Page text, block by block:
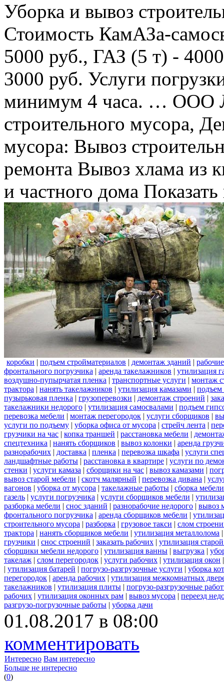
Уборка и вывоз
Стоимость КамАЗа-
5000 руб., ГАЗ (5 т) -
3000 руб. Услуги
минимум 4 часа. …
строительного мусора,
мусора: Вывоз
ремонта Вывоз хлама из
и частного дома
коробки | подъем стройматериалов | демонтаж зданий |
фронтального погрузчика | аренда такелажников | утилизация
воздушно-пупырчатая пленка | транспортные услуги | монтаж
трактора | нанять такелажников | утилизация камазами | подъем
пузырьковая пленка | грузоперевозки | демонтаж строений |
такелажники недорого | утилизация самосвалами | подъем
перевозка мебели | монтаж перегородок | услуги сборщиков |
услуги по подъему | уборка офиса от мусора | стрейч лента |
грузчики на час | копка траншей | расстановка мебели |
спецтехника | нанять сборщиков | вывоз колонки | аренда
разнорабочих | доставка | пленка | перевозка шкафа | услуги
ландшафтные работы | расстановка в квартире | услуги по
стенки | услуги камаза | сборщики на час | вывоз камазами |
вывоз старой мебели | скотч малярный | перевозка дивана |
вагонов | уборка от мусора | такелажные работы | сборка мебели
газель | услуги погрузчика | услуги сборщиков мебели |
разборка мебели | снос зданий | разнорабочие недорого | вывоз
фронтального погрузчика | аренда сборщиков мебели |
строительного мусора | разборка | грузовое такси | слом
трактора | нанять сборщиков мебели | утилизация металлолома
грузчики | снос строений | заказать рабочих | утилизация
сборщики мебели недорого | утилизация ванны | выгрузка |
такелаж | слом перегородок | услуги рабочих | утилизация окон
| утилизация батарей | погрузо-разгрузочные услуги | уборка
перегородок | аренда рабочих | утилизация межкомнатных
такелажников | утилизация плиты | погрузо-разгрузочные
рабочих | утилизация оконных рам | вывоз мусора | переезд
разгрузо-погрузочные работы | уборка дачи
01.08.2017 в 08:00
комментировать
Интересно Вам интересно
Больше не интересно
(0)